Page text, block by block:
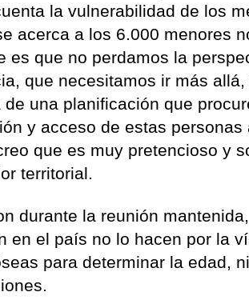
la vulnerabilidad de los
acerca a los 6.000 menores
es que no perdamos la
que necesitamos ir más
de una planificación que
y acceso de estas
que es muy pretencioso y
territorial.
durante la reunión
en el país no lo hacen por la
para determinar la edad,